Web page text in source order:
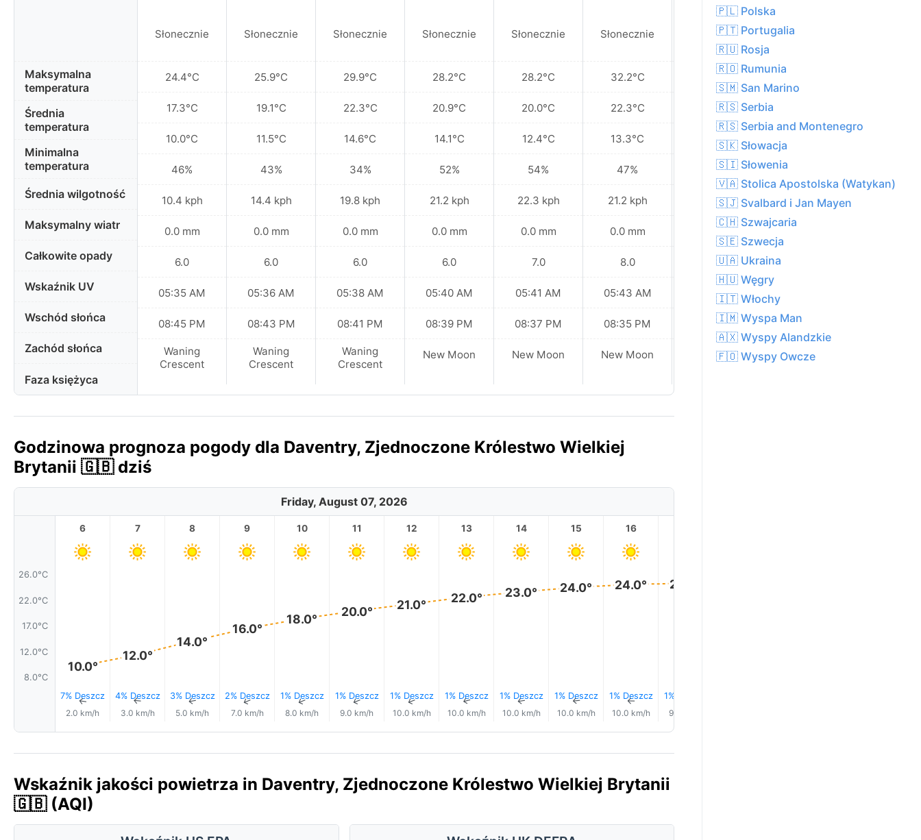
Maksymalna
temperatura
Średnia
temperatura
Minimalna
temperatura
Średnia wilgotność
Maksymalny wiatr
Całkowite opady
Wskaźnik UV
Wschód słońca
Zachód słońca
Faza księżyca
Słonecznie
24.4°C
17.3°C
10.0°C
46%
10.4 kph
0.0 mm
6.0
05:35 AM
08:45 PM
Waning
Crescent
Słonecznie
25.9°C
19.1°C
11.5°C
43%
14.4 kph
0.0 mm
6.0
05:36 AM
08:43 PM
Waning
Crescent
Słonecznie
29.9°C
22.3°C
14.6°C
34%
19.8 kph
0.0 mm
6.0
05:38 AM
08:41 PM
Waning
Crescent
Słonecznie
28.2°C
20.9°C
14.1°C
52%
21.2 kph
0.0 mm
6.0
05:40 AM
08:39 PM
New Moon
Słonecznie
28.2°C
20.0°C
12.4°C
54%
22.3 kph
0.0 mm
7.0
05:41 AM
08:37 PM
New Moon
Słonecznie
32.2°C
22.3°C
13.3°C
47%
21.2 kph
0.0 mm
8.0
05:43 AM
08:35 PM
New Moon
Słonecznie
32.9°C
25.1°C
18.2°C
40%
14.0 kph
0.0 mm
8.0
05:45 AM
08:34 PM
New Moon
Godzinowa prognoza pogody dla Daventry, Zjednoczone Królestwo Wielkiej
Brytanii 🇬🇧 dziś
Friday, August 07, 2026
26.0°C
22.0°C
17.0°C
12.0°C
8.0°C
6
10.0°
7% Deszcz
↑
2.0 km/h
7
12.0°
4% Deszcz
↑
3.0 km/h
8
14.0°
3% Deszcz
↑
5.0 km/h
9
16.0°
2% Deszcz
↑
7.0 km/h
10
18.0°
1% Deszcz
↑
8.0 km/h
11
20.0°
1% Deszcz
↑
9.0 km/h
12
21.0°
1% Deszcz
↑
10.0 km/h
13
22.0°
1% Deszcz
↑
10.0 km/h
14
23.0°
1% Deszcz
↑
10.0 km/h
15
24.0°
1% Deszcz
↑
10.0 km/h
16
24.0°
1% Deszcz
↑
10.0 km/h
24.0°
1% Deszcz
9.0 km/h
Wskaźnik jakości powietrza in Daventry, Zjednoczone Królestwo Wielkiej Brytanii
🇬🇧 (AQI)
🇵🇱 Polska
🇵🇹 Portugalia
🇷🇺 Rosja
🇷🇴 Rumunia
🇸🇲 San Marino
🇷🇸 Serbia
🇷🇸 Serbia and Montenegro
🇸🇰 Słowacja
🇸🇮 Słowenia
🇻🇦 Stolica Apostolska (Watykan)
🇸🇯 Svalbard i Jan Mayen
🇨🇭 Szwajcaria
🇸🇪 Szwecja
🇺🇦 Ukraina
🇭🇺 Węgry
🇮🇹 Włochy
🇮🇲 Wyspa Man
🇦🇽 Wyspy Alandzkie
🇫🇴 Wyspy Owcze